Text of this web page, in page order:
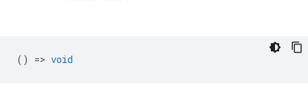
() => void